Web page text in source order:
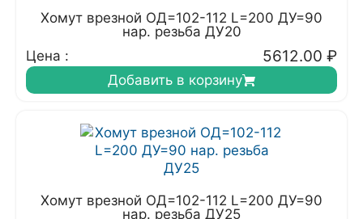
Хомут врезной ОД=102-112 L=200 ДУ=90
нар. резьба ДУ20
Цена :
5612.00 ₽
Добавить в корзину
Хомут врезной ОД=102-112 L=200 ДУ=90
нар. резьба ДУ25